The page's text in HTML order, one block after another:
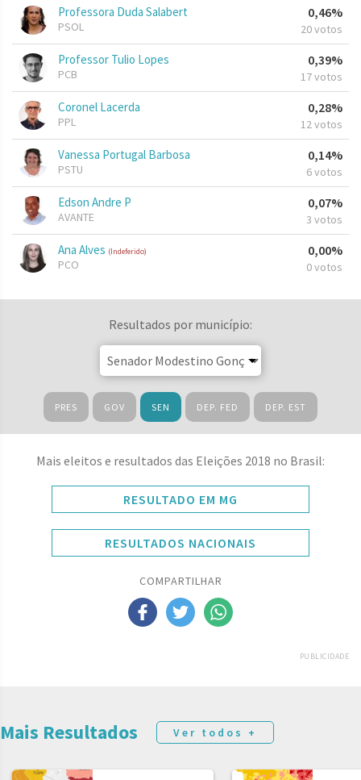
Professora Duda Salabert
PSOL
0,46%
20 votos
Professor Tulio Lopes
PCB
0,39%
17 votos
Coronel Lacerda
PPL
0,28%
12 votos
Vanessa Portugal Barbosa
PSTU
0,14%
6 votos
Edson Andre P
AVANTE
0,07%
3 votos
Ana Alves (Indeferido)
PCO
0,00%
0 votos
Resultados por município:
PRES GOV SEN DEP. FED DEP. EST
Mais eleitos e resultados das Eleições 2018 no Brasil:
RESULTADO EM MG
RESULTADOS NACIONAIS
COMPARTILHAR
PUBLICIDADE
Mais Resultados Ver todos +